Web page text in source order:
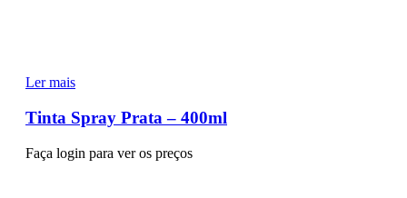
Ler mais
Tinta Spray Prata – 400ml
Faça login para ver os preços